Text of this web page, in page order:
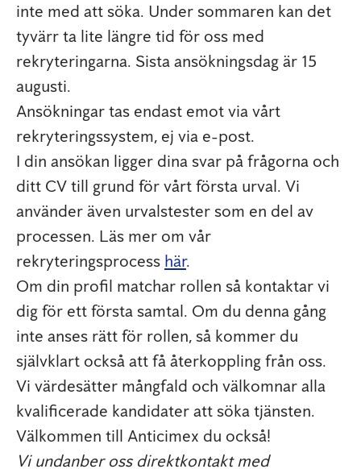
inte med att söka. Under sommaren kan det
tyvärr ta lite längre tid för oss med
rekryteringarna. Sista ansökningsdag är 15
augusti.
Ansökningar tas endast emot via vårt
rekryteringssystem, ej via e-post.
I din ansökan ligger dina svar på frågorna och
ditt CV till grund för vårt första urval. Vi
använder även urvalstester som en del av
processen. Läs mer om vår
rekryteringsprocess här.
Om din profil matchar rollen så kontaktar vi
dig för ett första samtal. Om du denna gång
inte anses rätt för rollen, så kommer du
självklart också att få återkoppling från oss.
Vi värdesätter mångfald och välkomnar alla
kvalificerade kandidater att söka tjänsten.
Välkommen till Anticimex du också!
Vi undanber oss direktkontakt med